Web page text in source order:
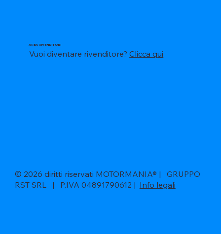
AREA RIVENDITORI
Vuoi diventare rivenditore?Clicca qui
© 2026 diritti riservati MOTORMANIA® | GRUPPO
RST SRL | P.IVA 04891790612 | Info legali